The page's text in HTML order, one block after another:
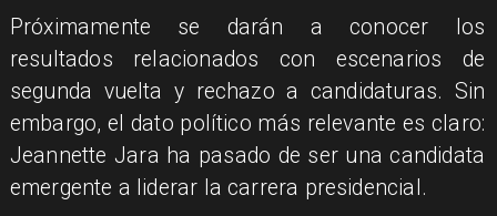
Próximamente se darán a conocer los
resultados relacionados con escenarios de
segunda vuelta y rechazo a candidaturas. Sin
embargo, el dato político más relevante es claro:
Jeannette Jara ha pasado de ser una candidata
emergente a liderar la carrera presidencial.